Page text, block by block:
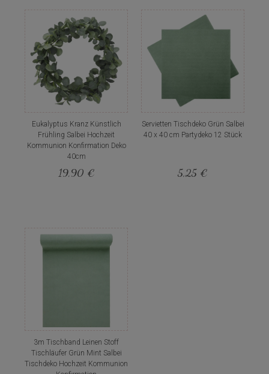
Eukalyptus Kranz Künstlich
Frühling Salbei Hochzeit
Kommunion Konfirmation Deko
40cm
19,90 €
Servietten Tischdeko Grün Salbei
40 x 40 cm Partydeko 12 Stück
5,25 €
3m Tischband Leinen Stoff
Tischläufer Grün Mint Salbei
Tischdeko Hochzeit Kommunion